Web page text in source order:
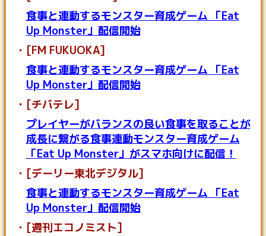
食事と連動するモンスター育成ゲーム 「Eat
Up Monster」配信開始
[FM FUKUOKA]
食事と連動するモンスター育成ゲーム 「Eat
Up Monster」配信開始
[チバテレ]
プレイヤーがバランスの良い食事を取ることが
成長に繋がる食事連動モンスター育成ゲーム
「Eat Up Monster」がスマホ向けに配信！
[デーリー東北デジタル]
食事と連動するモンスター育成ゲーム 「Eat
Up Monster」配信開始
[週刊エコノミスト]